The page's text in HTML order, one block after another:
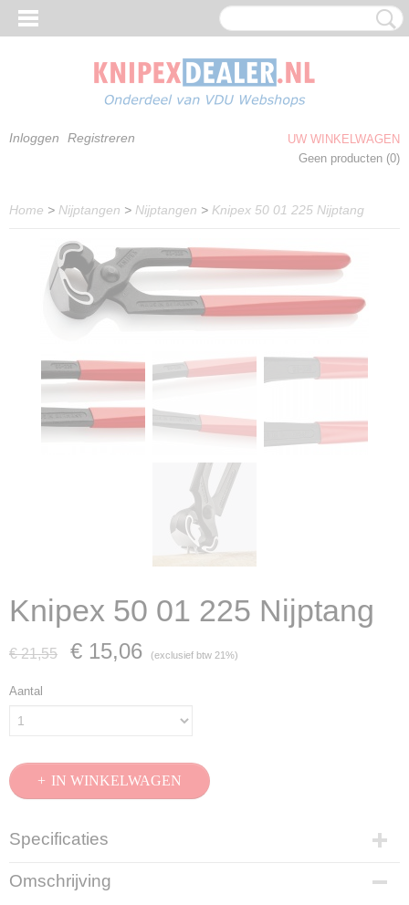
Inloggen Registreren
UW WINKELWAGEN
Geen producten (0)
Home > Nijptangen > Nijptangen > Knipex 50 01 225 Nijptang
Knipex 50 01 225 Nijptang
€ 21,55 € 15,06 (exclusief btw 21%)
Aantal
IN WINKELWAGEN
Specificaties
Productcode
50 01 225
Omschrijving